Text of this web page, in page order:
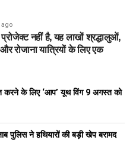
नहीं है, यह लाखों श्रद्धालुओं,
और रोजाना यात्रियों के लिए एक
करने के लिए ‘आप’ यूथ विंग 9 अगस्त को
पुलिस ने हथियारों की बड़ी खेप बरामद